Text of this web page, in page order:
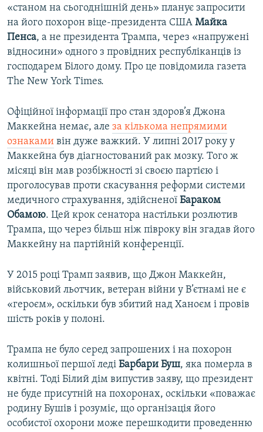
Усі сайти RFE/RL
«станом на сьогоднішній день» планує запросити
на його похорон віце-президента США Майка
Пенса, а не президента Трампа, через «напружені
відносини» одного з провідних республіканців із
господарем Білого дому. Про це повідомила газета
The New York Times.
Офіційної інформації про стан здоров’я Джона
Маккейна немає, але за кількома непрямими
ознаками він дуже важкий. У липні 2017 року у
Маккейна був діагностований рак мозку. Того ж
місяці він мав розбіжності зі своєю партією і
проголосував проти скасування реформи системи
медичного страхування, здійсненої Бараком
Обамою. Цей крок сенатора настільки розлютив
Трампа, що через більш ніж півроку він згадав його
Маккейну на партійній конференції.
У 2015 році Трамп заявив, що Джон Маккейн,
військовий льотчик, ветеран війни у В’єтнамі не є
«героєм», оскільки був збитий над Ханоєм і провів
шість років у полоні.
Трампа не було серед запрошених і на похорон
колишньої першої леді Барбари Буш, яка померла в
квітні. Тоді Білий дім випустив заяву, що президент
не буде присутній на похоронах, оскільки «поважає
родину Бушів і розуміє, що організація його
особистої охорони може перешкодити проведенню